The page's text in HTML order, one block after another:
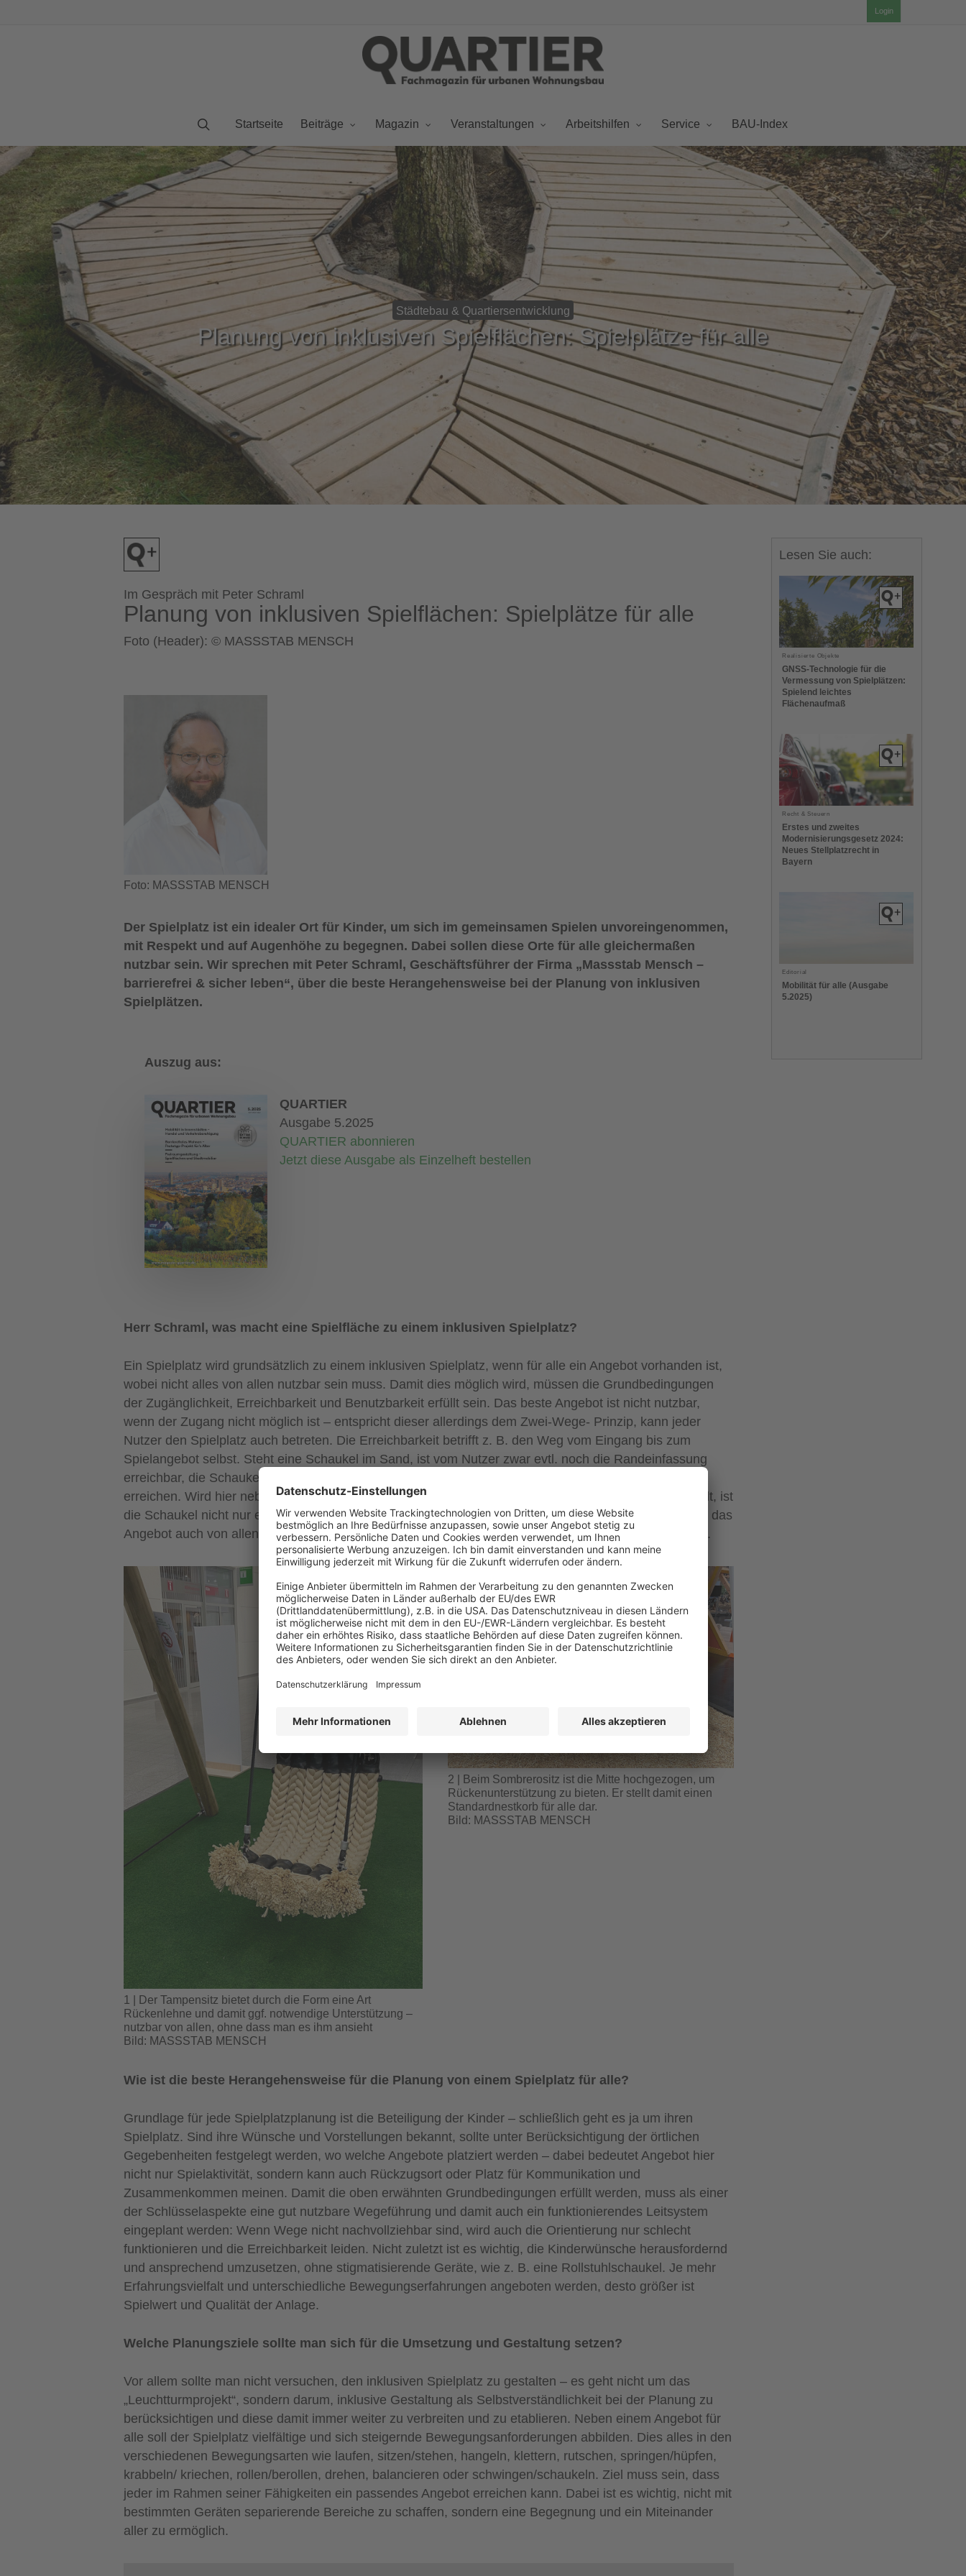
Login
Startseite Beiträge Magazin Veranstaltungen Arbeitshilfen Service BAU-Index
Städtebau & Quartiersentwicklung
Planung von inklusiven Spielflächen: Spielplätze für alle
Im Gespräch mit Peter Schraml
Planung von inklusiven Spielflächen: Spielplätze für alle
Foto (Header): © MASSSTAB MENSCH
Foto: MASSSTAB MENSCH
Der Spielplatz ist ein idealer Ort für Kinder, um sich im gemeinsamen Spielen unvoreingenommen,
mit Respekt und auf Augenhöhe zu begegnen. Dabei sollen diese Orte für alle gleichermaßen
nutzbar sein. Wir sprechen mit Peter Schraml, Geschäftsführer der Firma „Massstab Mensch –
barrierefrei & sicher leben“, über die beste Herangehensweise bei der Planung von inklusiven
Spielplätzen.
Auszug aus:
QUARTIER
Ausgabe 5.2025
QUARTIER abonnieren
Jetzt diese Ausgabe als Einzelheft bestellen
Herr Schraml, was macht eine Spielfläche zu einem inklusiven Spielplatz?
Ein Spielplatz wird grundsätzlich zu einem inklusiven Spielplatz, wenn für alle ein Angebot vorhanden ist,
wobei nicht alles von allen nutzbar sein muss. Damit dies möglich wird, müssen die Grundbedingungen
der Zugänglichkeit, Erreichbarkeit und Benutzbarkeit erfüllt sein. Das beste Angebot ist nicht nutzbar,
wenn der Zugang nicht möglich ist – entspricht dieser allerdings dem Zwei-Wege- Prinzip, kann jeder
Nutzer den Spielplatz auch betreten. Die Erreichbarkeit betrifft z. B. den Weg vom Eingang bis zum
Spielangebot selbst. Steht eine Schaukel im Sand, ist vom Nutzer zwar evtl. noch die Randeinfassung
erreichbar, die Schaukel selbst ist wegen des Sandes – ohne weitere Hilfsmittel – allerdings nicht zu
erreichen. Wird hier neben dem Zwei-Wege-Prinzip zusätzlich auch das Zwei-Sinne-Prinzip angewandt, ist
die Schaukel nicht nur erreichbar, sondern zusätzlich auch auffindbar. Schön wäre es jetzt noch, wenn das
Angebot auch von allen benutzbar ist, also z. B. ein Schaukelsitz, der auch Körperunterstützung bietet.
1 | Der Tampensitz bietet durch die Form eine Art
Rückenlehne und damit ggf. notwendige Unterstützung –
nutzbar von allen, ohne dass man es ihm ansieht
Bild: MASSSTAB MENSCH
2 | Beim Sombrerositz ist die Mitte hochgezogen, um
Rückenunterstützung zu bieten. Er stellt damit einen
Standardnestkorb für alle dar.
Bild: MASSSTAB MENSCH
Wie ist die beste Herangehensweise für die Planung von einem Spielplatz für alle?
Grundlage für jede Spielplatzplanung ist die Beteiligung der Kinder – schließlich geht es ja um ihren
Spielplatz. Sind ihre Wünsche und Vorstellungen bekannt, sollte unter Berücksichtigung der örtlichen
Gegebenheiten festgelegt werden, wo welche Angebote platziert werden – dabei bedeutet Angebot hier
nicht nur Spielaktivität, sondern kann auch Rückzugsort oder Platz für Kommunikation und
Zusammenkommen meinen. Damit die oben erwähnten Grundbedingungen erfüllt werden, muss als einer
der Schlüsselaspekte eine gut nutzbare Wegeführung und damit auch ein funktionierendes Leitsystem
eingeplant werden: Wenn Wege nicht nachvollziehbar sind, wird auch die Orientierung nur schlecht
funktionieren und die Erreichbarkeit leiden. Nicht zuletzt ist es wichtig, die Kinderwünsche herausfordernd
und ansprechend umzusetzen, ohne stigmatisierende Geräte, wie z. B. eine Rollstuhlschaukel. Je mehr
Erfahrungsvielfalt und unterschiedliche Bewegungserfahrungen angeboten werden, desto größer ist
Spielwert und Qualität der Anlage.
Welche Planungsziele sollte man sich für die Umsetzung und Gestaltung setzen?
Vor allem sollte man nicht versuchen, den inklusiven Spielplatz zu gestalten – es geht nicht um das
„Leuchtturmprojekt“, sondern darum, inklusive Gestaltung als Selbstverständlichkeit bei der Planung zu
berücksichtigen und diese damit immer weiter zu verbreiten und zu etablieren. Neben einem Angebot für
alle soll der Spielplatz vielfältige und sich steigernde Bewegungsanforderungen abbilden. Dies alles in den
verschiedenen Bewegungsarten wie laufen, sitzen/stehen, hangeln, klettern, rutschen, springen/hüpfen,
krabbeln/ kriechen, rollen/berollen, drehen, balancieren oder schwingen/schaukeln. Ziel muss sein, dass
jeder im Rahmen seiner Fähigkeiten ein passendes Angebot erreichen kann. Dabei ist es wichtig, nicht mit
bestimmten Geräten separierende Bereiche zu schaffen, sondern eine Begegnung und ein Miteinander
aller zu ermöglich.
Lesen Sie auch:
Realisierte Objekte
GNSS-Technologie für die
Vermessung von Spielplätzen:
Spielend leichtes
Flächenaufmaß
Recht & Steuern
Erstes und zweites
Modernisierungsgesetz 2024:
Neues Stellplatzrecht in
Bayern
Editorial
Mobilität für alle (Ausgabe
5.2025)